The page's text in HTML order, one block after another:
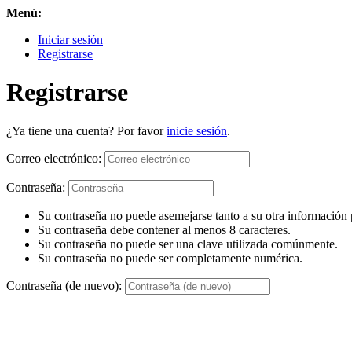
Menú:
Iniciar sesión
Registrarse
Registrarse
¿Ya tiene una cuenta? Por favorinicie sesión.
Correo electrónico:
Contraseña:
Su contraseña no puede asemejarse tanto a su otra información
Su contraseña debe contener al menos 8 caracteres.
Su contraseña no puede ser una clave utilizada comúnmente.
Su contraseña no puede ser completamente numérica.
Contraseña (de nuevo):